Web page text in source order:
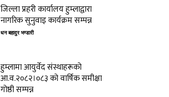
जिल्ला प्रहरी कार्यालय हुम्लाद्वारा
नागरिक सुनुवाइ कार्यक्रम सम्पन्न
धन बहादुर भण्डारी
हुम्लामा आयुर्वेद संस्थाहरूको
आ.व.२०८२।०८३ को वार्षिक समीक्षा
गोष्ठी सम्पन्न